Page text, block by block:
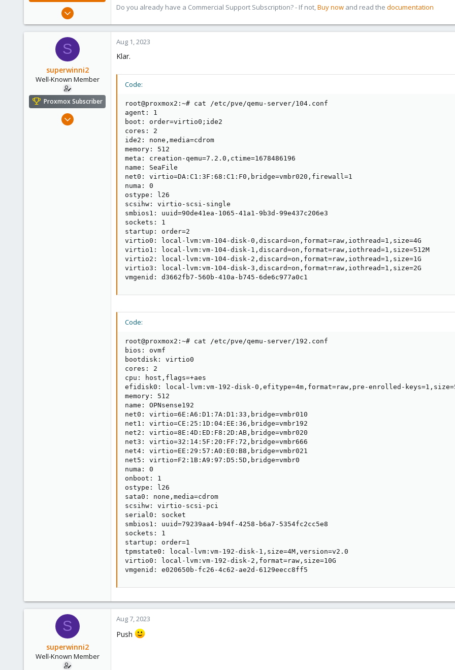
57
Do you already have a Commercial Support Subscription? - If not, Buy now and read the documentation
S
superwinni2
Well-Known Member
Proxmox Subscriber
Oct 21, 2019
Aug 1, 2023
Klar.
Code:
root@proxmox2:~# cat /etc/pve/qemu-server/104.conf
agent: 1
boot: order=virtio0;ide2
cores: 2
ide2: none,media=cdrom
memory: 512
meta: creation-qemu=7.2.0,ctime=1678486196
name: SeaFile
net0: virtio=DA:C1:3F:68:C1:F0,bridge=vmbr020,firewall=1
numa: 0
ostype: l26
scsihw: virtio-scsi-single
smbios1: uuid=90de41ea-1065-41a1-9b3d-99e437c206e3
sockets: 1
startup: order=2
virtio0: local-lvm:vm-104-disk-0,discard=on,format=raw,iothread=1,size=4G
virtio1: local-lvm:vm-104-disk-1,discard=on,format=raw,iothread=1,size=512M
virtio2: local-lvm:vm-104-disk-2,discard=on,format=raw,iothread=1,size=1G
virtio3: local-lvm:vm-104-disk-3,discard=on,format=raw,iothread=1,size=2G
vmgenid: d3662fb7-560b-410a-b745-6de6c977a0c1
Code:
root@proxmox2:~# cat /etc/pve/qemu-server/192.conf
bios: ovmf
bootdisk: virtio0
cores: 2
cpu: host,flags=+aes
efidisk0: local-lvm:vm-192-disk-0,efitype=4m,format=raw,pre-enrolled-
memory: 512
name: OPNsense192
net0: virtio=6E:A6:D1:7A:D1:33,bridge=vmbr010
net1: virtio=CE:25:1D:04:EE:36,bridge=vmbr192
net2: virtio=8E:4D:ED:F8:2D:AB,bridge=vmbr020
net3: virtio=32:14:5F:20:FF:72,bridge=vmbr666
net4: virtio=EE:29:57:A0:E0:B8,bridge=vmbr021
net5: virtio=F2:1B:A9:97:D5:5D,bridge=vmbr0
numa: 0
onboot: 1
ostype: l26
sata0: none,media=cdrom
scsihw: virtio-scsi-pci
serial0: socket
smbios1: uuid=79239aa4-b94f-4258-b6a7-5354fc2cc5e8
sockets: 1
startup: order=1
tpmstate0: local-lvm:vm-192-disk-1,size=4M,version=v2.0
virtio0: local-lvm:vm-192-disk-2,format=raw,size=10G
vmgenid: e020650b-fc26-4c62-ae2d-6129eecc8ff5
S
superwinni2
Well-Known Member
Aug 7, 2023
Push